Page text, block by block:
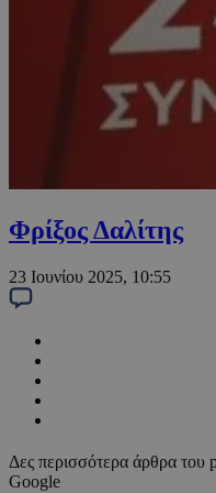
Φρίξος Δαλίτης
23 Ιουνίου 2025, 10:55
Δες περισσότερα άρθρα του
Google